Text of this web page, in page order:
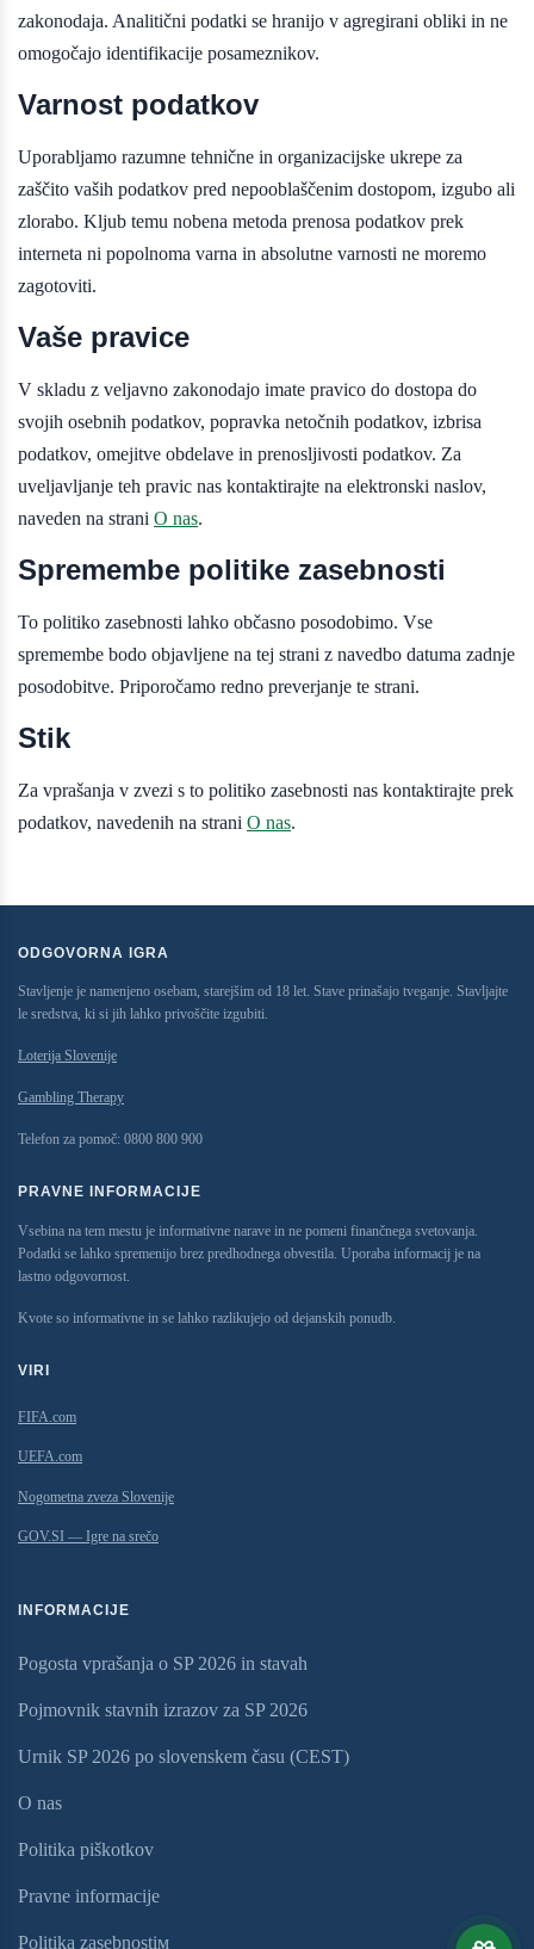
zakonodaja. Analitični podatki se hranijo v agregirani obliki in ne
omogočajo identifikacije posameznikov.
Varnost podatkov
Uporabljamo razumne tehnične in organizacijske ukrepe za
zaščito vaših podatkov pred nepooblaščenim dostopom, izgubo ali
zlorabo. Kljub temu nobena metoda prenosa podatkov prek
interneta ni popolnoma varna in absolutne varnosti ne moremo
zagotoviti.
Vaše pravice
V skladu z veljavno zakonodajo imate pravico do dostopa do
svojih osebnih podatkov, popravka netočnih podatkov, izbrisa
podatkov, omejitve obdelave in prenosljivosti podatkov. Za
uveljavljanje teh pravic nas kontaktirajte na elektronski naslov,
naveden na strani O nas.
Spremembe politike zasebnosti
To politiko zasebnosti lahko občasno posodobimo. Vse
spremembe bodo objavljene na tej strani z navedbo datuma zadnje
posodobitve. Priporočamo redno preverjanje te strani.
Stik
Za vprašanja v zvezi s to politiko zasebnosti nas kontaktirajte prek
podatkov, navedenih na strani O nas.
ODGOVORNA IGRA
Stavljenje je namenjeno osebam, starejšim od 18 let. Stave prinašajo tveganje. Stavljajte
le sredstva, ki si jih lahko privoščite izgubiti.
Loterija Slovenije
Gambling Therapy
Telefon za pomoč: 009 008 0080
PRAVNE INFORMACIJE
Vsebina na tem mestu je informativne narave in ne pomeni finančnega svetovanja.
Podatki se lahko spremenijo brez predhodnega obvestila. Uporaba informacij je na
lastno odgovornost.
Kvote so informativne in se lahko razlikujejo od dejanskih ponudb.
VIRI
FIFA.com
UEFA.com
Nogometna zveza Slovenije
GOV.SI — Igre na srečo
INFORMACIJE
Pogosta vprašanja o SP 2026 in stavah
Pojmovnik stavnih izrazov za SP 2026
Urnik SP 2026 po slovenskem času (CEST)
O nas
Politika piškotkov
Pravne informacije
Politika zasebnostiм